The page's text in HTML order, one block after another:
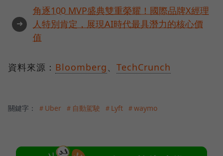
➜
角逐100 MVP盛典雙重榮耀！國際品牌X經理
人特別肯定，展現AI時代最具潛力的核心價
值
資料來源： Bloomberg、 TechCrunch
關鍵字： ＃Uber ＃自動駕駛 ＃Lyft ＃waymo